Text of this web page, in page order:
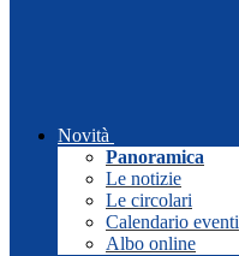
Novità
Panoramica
Le notizie
Le circolari
Calendario eventi
Albo online